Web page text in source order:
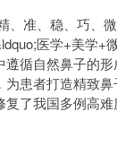
、准、稳、巧、
医学+美学+
遵循自然鼻子的
为患者打造精致
了我国多例高难